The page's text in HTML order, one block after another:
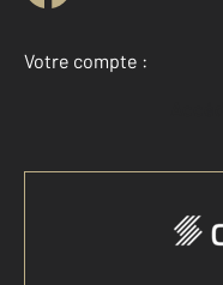
Votre compte :